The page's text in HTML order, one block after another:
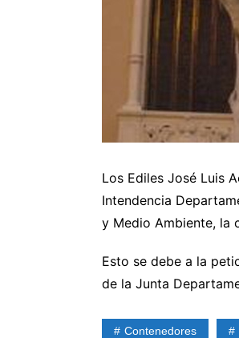
Los Ediles José Luis
Intendencia
y Medio Ambiente, la
Esto se debe a la
de la Junta
Contenedores